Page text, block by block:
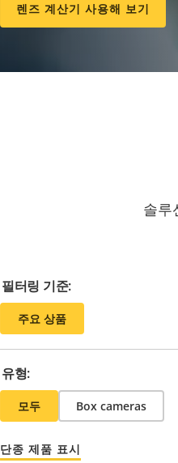
렌즈 계산기 사용해 보기
솔루
필터링 기준:
주요 상품
유형:
모두 Box cameras
단종 제품 표시